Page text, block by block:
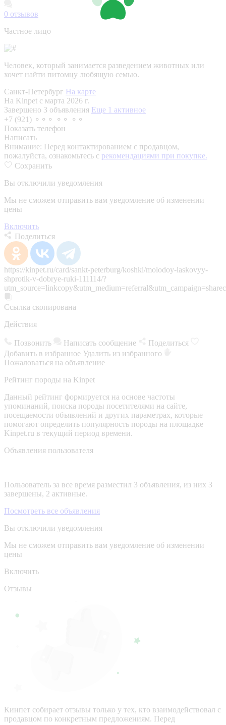
0 отзывов
Частное лицо
Человек, который занимается разведением животных или
хочет найти питомцу любящую семью.
Санкт-Петербург На карте
На Kinpet c марта 2026 г.
Завершено 3 объявления Еще 1 активное
+7 (921) ⚬⚬⚬ ⚬⚬ ⚬⚬
Показать телефон
Написать
Внимание: Перед контактированием с продавцом,
пожалуйста, ознакомьтесь с рекомендациями при покупке.
Сохранить
Вы отключили уведомления
Мы не сможем отправить вам уведомление об изменении
цены
Включить
Поделиться
https://kinpet.ru/card/sankt-peterburg/koshki/molodoy-laskovyy-
shprotik-v-dobrye-ruki-111114/?
Ссылка скопирована
Действия
Позвонить Написать сообщение
Поделиться
Добавить в избранное Удалить из избранного
Пожаловаться на объявление
Рейтинг породы на Kinpet
Данный рейтинг формируется на основе частоты
упоминаний, поиска породы посетителями на сайте,
посещаемости объявлений и других параметрах, которые
помогают определить популярность породы на площадке
Kinpet.ru в текущий период времени.
Объявления пользователя
Пользователь за все время разместил 3 объявления, из них 3
завершены, 2 активные.
Посмотреть все объявления
Вы отключили уведомления
Мы не сможем отправить вам уведомление об изменении
цены
Включить
Отзывы
Кинпет собирает отзывы только у тех, кто взаимодействовал с
продавцом по конкретным предложениям. Перед